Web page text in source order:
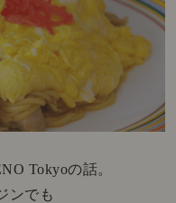
Tokyoの話。
ンでも